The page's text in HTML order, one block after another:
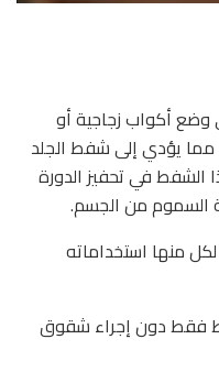
أكواب زجاجية أو
مما يؤدي إلى شفط الجلد
الشفط في تحفيز الدورة
السموم من الجسم.
منها استخداماته
فقط دون إجراء شقوق